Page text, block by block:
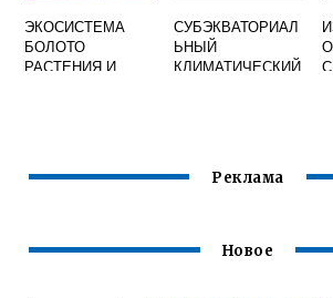
ЭКОСИСТЕМА
БОЛОТО
РАСТЕНИЯ И
СУБЭКВАТОРИАЛ
ЬНЫЙ
КЛИМАТИЧЕСКИЙ
Реклама
Новое